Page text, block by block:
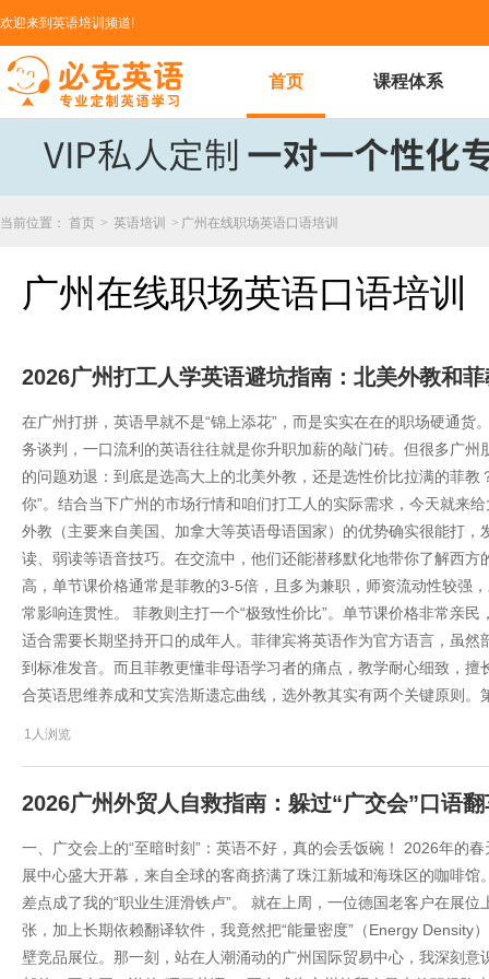
欢迎来到英语培训频道!
首页 课程体系
当前位置： 首页 > 英语培训 > 广州在线职场英语口语培训
广州在线职场英语口语培训
2026广州打工人学英语避坑指南：北美外教和
在广州打拼，英语早就不是“锦上添花”，而是实实在在的职场硬通
务谈判，一口流利的英语往往就是你升职加薪的敲门砖。但很多广
的问题劝退：到底是选高大上的北美外教，还是选性价比拉满的菲
你”。结合当下广州的市场行情和咱们打工人的实际需求，今天就来
外教（主要来自美国、加拿大等英语母语国家）的优势确实很能打
读、弱读等语音技巧。在交流中，他们还能潜移默化地带你了解西
高，单节课价格通常是菲教的3-5倍，且多为兼职，师资流动性较强
常影响连贯性。 菲教则主打一个“极致性价比”。单节课价格非常亲
适合需要长期坚持开口的成年人。菲律宾将英语作为官方语言，虽
到标准发音。而且菲教更懂非母语学习者的痛点，教学耐心细致，
合英语思维养成和艾宾浩斯遗忘曲线，选外教其实有两个关键原则。
1人浏览
2026广州外贸人自救指南：躲过“广交会”口语
一、广交会上的“至暗时刻”：英语不好，真的会丢饭碗！ 2026年的
展中心盛大开幕，来自全球的客商挤满了珠江新城和海珠区的咖啡
差点成了我的“职业生涯滑铁卢”。 就在上周，一位德国老客户在展
张，加上长期依赖翻译软件，我竟然把“能量密度”（Energy Density
壁竞品展位。那一刻，站在人潮涌动的广州国际贸易中心，我深刻